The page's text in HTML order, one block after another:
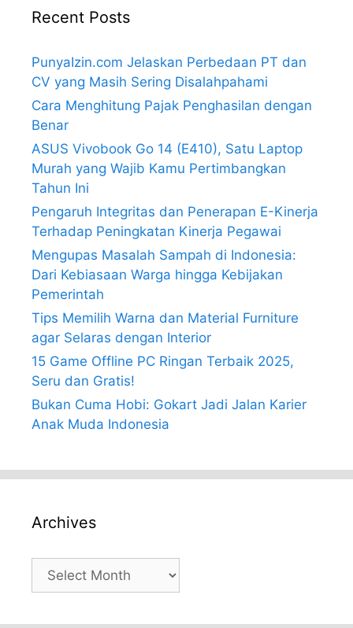
Recent Posts
PunyaIzin.com Jelaskan Perbedaan PT dan
CV yang Masih Sering Disalahpahami
Cara Menghitung Pajak Penghasilan dengan
Benar
ASUS Vivobook Go 14 (E410), Satu Laptop
Murah yang Wajib Kamu Pertimbangkan
Tahun Ini
Pengaruh Integritas dan Penerapan E-Kinerja
Terhadap Peningkatan Kinerja Pegawai
Mengupas Masalah Sampah di Indonesia:
Dari Kebiasaan Warga hingga Kebijakan
Pemerintah
Tips Memilih Warna dan Material Furniture
agar Selaras dengan Interior
15 Game Offline PC Ringan Terbaik 2025,
Seru dan Gratis!
Bukan Cuma Hobi: Gokart Jadi Jalan Karier
Anak Muda Indonesia
Archives
Archives